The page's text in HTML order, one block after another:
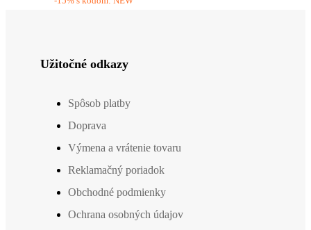
Užitočné odkazy
Spôsob platby
Doprava
Výmena a vrátenie tovaru
Reklamačný poriadok
Obchodné podmienky
Ochrana osobných údajov